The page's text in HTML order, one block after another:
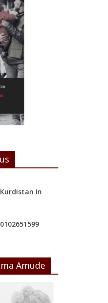
In
Amude